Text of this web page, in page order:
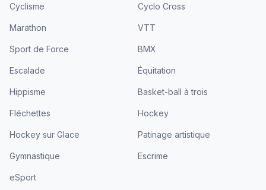
Cyclisme Cyclo Cross
Marathon VTT
Sport de Force BMX
Escalade Équitation
Hippisme Basket-ball à trois
Fléchettes Hockey
Hockey sur Glace Patinage artistique
Gymnastique Escrime
eSport